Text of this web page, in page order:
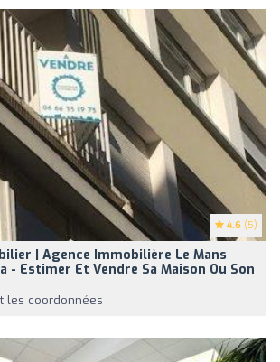
4.6 (5)
| Agence Immobilière Le Mans
- Estimer Et Vendre Sa Maison Ou Son
les coordonnées